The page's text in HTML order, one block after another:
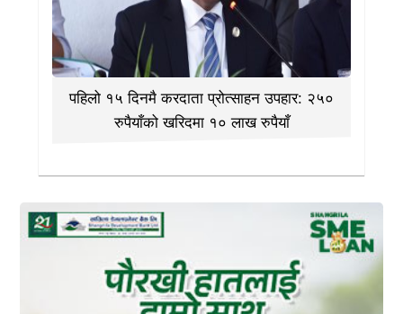
पहिलो १५ दिनमै करदाता प्रोत्साहन उपहार: २५०
रुपैयाँको खरिदमा १० लाख रुपैयाँ